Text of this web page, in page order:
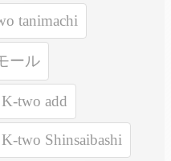
tanimachi
ール
two add
two Shinsaibashi